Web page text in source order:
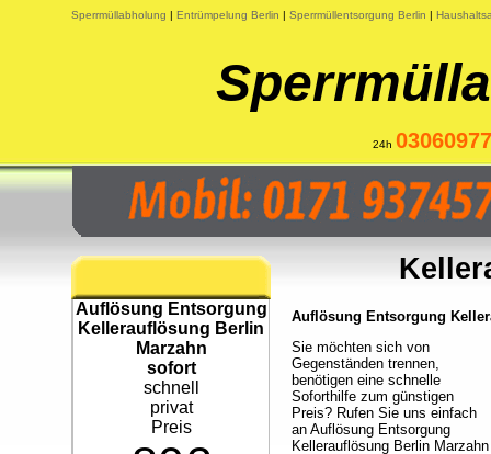
Sperrmüllabholung | Entrümpelung Berlin | Sperrmüllentsorgung Berlin |
24h
Auflösung Entsorgung
Kellerauflösung Berlin
Marzahn
sofort
schnell
privat
Preis
Auflösung Entsorgung
Sie möchten sich von
Gegenständen trennen,
benötigen eine schnelle
Soforthilfe zum günstigen
Preis? Rufen Sie uns einfach
an Auflösung Entsorgung
Kellerauflösung Berlin Marzahn